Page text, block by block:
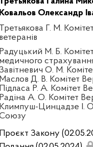
Ковальов Олександр
Третьякова Г. М.
ветеранів
Радуцький М. Б.
медичного
О. М.
Маслов Д. В. Комітет
Підласа Р. А. Комітет
Радіна А. О. Комітет
Климпуш-Цинцадзе І. О.
Проєкт Закону